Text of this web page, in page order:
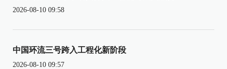
2026-08-10 09:58
中国环流三号跨入工程化新阶段
2026-08-10 09:57